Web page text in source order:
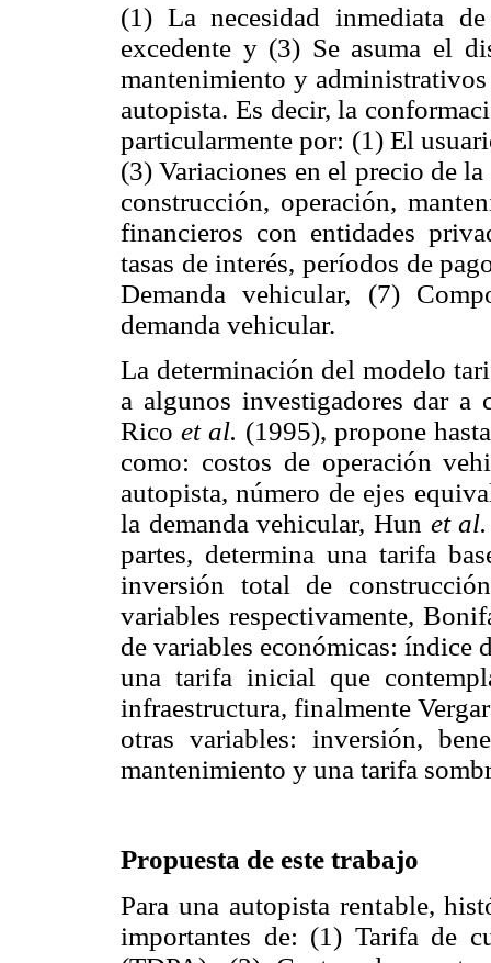
(1) La necesidad inmediata
excedente y (3) Se asuma el
mantenimiento y
autopista. Es decir, la
particularmente por: (1) El
(3) Variaciones en el precio de
construcción, operación,
financieros con entidades
tasas de interés, períodos de
Demanda vehicular, (7)
demanda vehicular.
La determinación del modelo
a algunos investigadores dar a
Ricoet al. (1995), propone
como: costos de operación
autopista, número de ejes
la demanda vehicular, Hun et
partes, determina una tarifa
inversión total de
variables respectivamente,
de variables económicas: índice
una tarifa inicial que
infraestructura, finalmente
otras variables: inversión,
mantenimiento y una tarifa
Propuesta de este trabajo
Para una autopista rentable,
importantes de: (1) Tarifa de